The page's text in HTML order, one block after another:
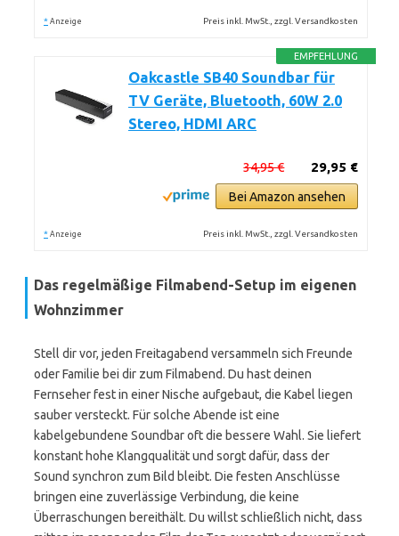
* Anzeige Preis inkl. MwSt., zzgl. Versandkosten
EMPFEHLUNG
Oakcastle SB40 Soundbar für
TV Geräte, Bluetooth, 60W 2.0
Stereo, HDMI ARC
29,95 €
34,95 €
Bei Amazon ansehen
* Anzeige Preis inkl. MwSt., zzgl. Versandkosten
Das regelmäßige Filmabend-Setup im eigenen
Wohnzimmer
Stell dir vor, jeden Freitagabend versammeln sich Freunde
oder Familie bei dir zum Filmabend. Du hast deinen
Fernseher fest in einer Nische aufgebaut, die Kabel liegen
sauber versteckt. Für solche Abende ist eine
kabelgebundene Soundbar oft die bessere Wahl. Sie liefert
konstant hohe Klangqualität und sorgt dafür, dass der
Sound synchron zum Bild bleibt. Die festen Anschlüsse
bringen eine zuverlässige Verbindung, die keine
Überraschungen bereithält. Du willst schließlich nicht, dass